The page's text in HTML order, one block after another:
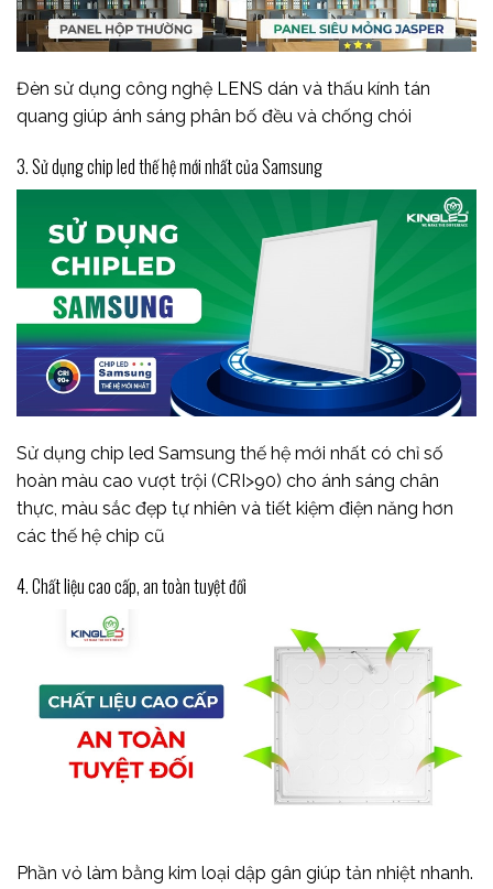
Đèn sử dụng công nghệ LENS dán và thấu kính tán
quang giúp ánh sáng phân bố đều và chống chói
3. Sử dụng chip led thế hệ mới nhất của Samsung
Sử dụng chip led Samsung thế hệ mới nhất có chỉ số
hoàn màu cao vượt trội (CRI>90) cho ánh sáng chân
thực, màu sắc đẹp tự nhiên và tiết kiệm điện năng hơn
các thế hệ chip cũ
4. Chất liệu cao cấp, an toàn tuyệt đối
Phần vỏ làm bằng kim loại dập gân giúp tản nhiệt nhanh.